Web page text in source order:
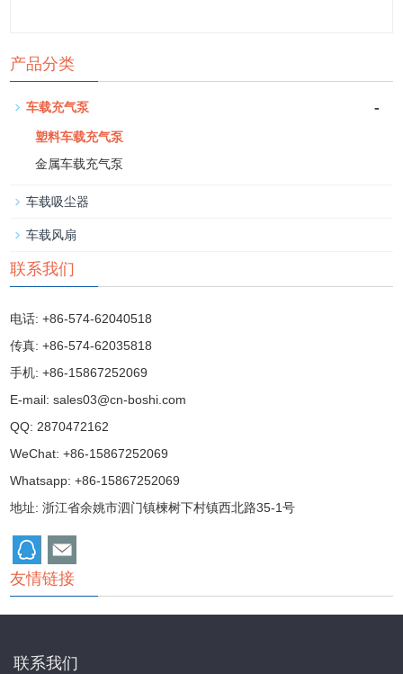
产品分类
车载充气泵 -
塑料车载充气泵
金属车载充气泵
车载吸尘器
车载风扇
联系我们
电话: +86-574-62040518
传真: +86-574-62035818
手机: +86-15867252069
E-mail:sales03@cn-boshi.com
QQ:2870472162
WeChat: +86-15867252069
Whatsapp: +86-15867252069
地址: 浙江省余姚市泗门镇楝树下村镇西北路35-1号
友情链接
联系我们